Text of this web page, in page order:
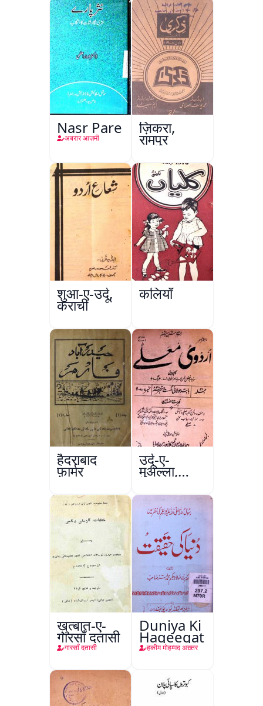
Nasr Pare
अबरार आज़मी
ज़िकरा,
रामपुर
शुआ-ए-उर्दू,
कराची
कलियाँ
हैदराबाद
फ़ार्मर
उर्दू-ए-
मुअल्ला,
कानपुर
ख़ुत्बात-ए-
गारसाँ दतासी
गारसाँ दतासी
Duniya Ki
Haqeeqat
हकीम मोहम्मद अख़्तर